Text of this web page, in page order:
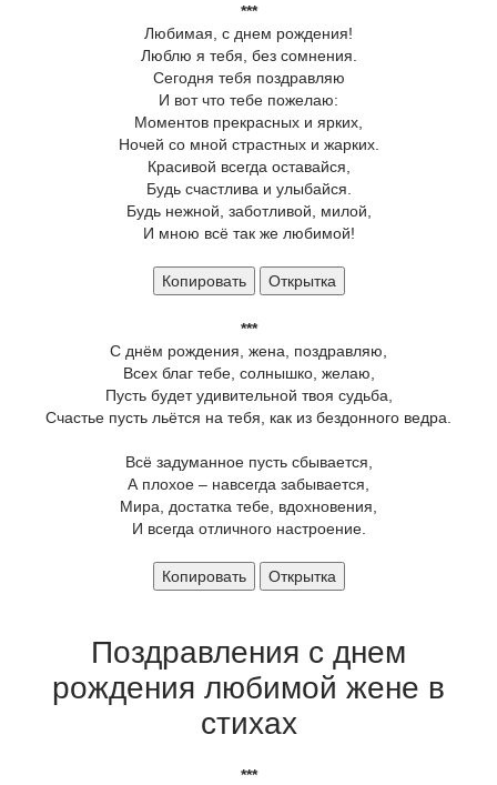
***
Любимая, с днем рождения!
Люблю я тебя, без сомнения.
Сегодня тебя поздравляю
И вот что тебе пожелаю:
Моментов прекрасных и ярких,
Ночей со мной страстных и жарких.
Красивой всегда оставайся,
Будь счастлива и улыбайся.
Будь нежной, заботливой, милой,
И мною всё так же любимой!
Копировать Открытка
***
С днём рождения, жена, поздравляю,
Всех благ тебе, солнышко, желаю,
Пусть будет удивительной твоя судьба,
Счастье пусть льётся на тебя, как из бездонного ведра.
Всё задуманное пусть сбывается,
А плохое – навсегда забывается,
Мира, достатка тебе, вдохновения,
И всегда отличного настроение.
Копировать Открытка
Поздравления с днем
рождения любимой жене в
стихах
***